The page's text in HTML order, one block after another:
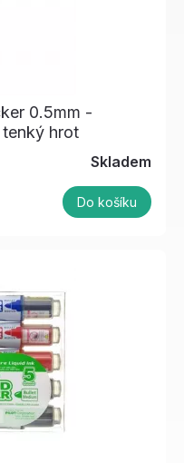
0.5mm -
hrot
Skladem
Do košíku